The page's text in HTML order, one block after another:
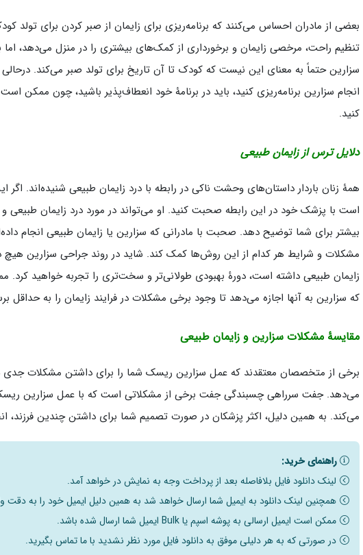
بعضی از مادران احساس می‌کنند که برنامه‌ریزی برای زایمان از صبر کردن برای تولد
تنظیم راحت‌، مرخصی زایمان و برخورداری از کمک‌های بیشتری را در منزل می‌دهد، اما
انجام سزارین برنامه‌ریزی کنید، باید در برنامۀ خود انعطاف‌پذیر باشید، چون ممکن
کنید.
دلایل ترس از زایمان طبیعی
همۀ زنان باردار داستان‌های وحشت ناکی در رابطه با درد زایمان طبیعی شنیده‌اند. اگر
است با پزشک خود در این رابطه صحبت کنید. او می‌تواند در مورد درد زایمان طبیعی و
بیشتر برای شما توضیح دهد. صحبت با مادرانی که سزارین یا زایمان طبیعی انجام
مشکلات و شرایط هر کدام از این روش‌ها کمک کند. شاید در روند جراحی سزارین هیچ
زایمان طبیعی داشته است، دورۀ بهبودی طولانی‌تر و سخت‌تری را تجربه خواهید کرد.
که سزارین به آنها اجازه می‌دهد تا وجود برخی مشکلات در فرایند زایمان را به حداقل
مقایسۀ مشکلات سزارین و زایمان طبیعی
برخی از متخصصان معتقدند که عمل سزارین ریسک شما را برای داشتن مشکلات جدی
می‌دهد. جفت سرراهی چسبندگی جفت برخی از مشکلاتی است که با عمل سزارین ریسک
می‌کند. به همین دلیل، اکثر پزشکان در صورت تصمیم شما برای داشتن چندین فرزند،
راهنمای خرید:
لینک دانلود فایل بلافاصله بعد از پرداخت وجه به نمایش در خواهد آمد.
همچنین لینک دانلود به ایمیل شما ارسال خواهد شد به همین دلیل ایمیل خود را به دقت
ممکن است ایمیل ارسالی به پوشه اسپم یا Bulk ایمیل شما ارسال شده باشد.
در صورتی که به هر دلیلی موفق به دانلود فایل مورد نظر نشدید با ما تماس بگیرید.